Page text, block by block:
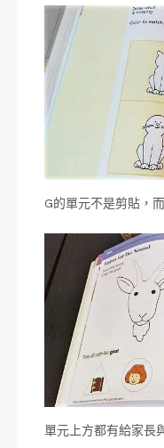
G的單元不是剪貼，
單元上方都有給家長